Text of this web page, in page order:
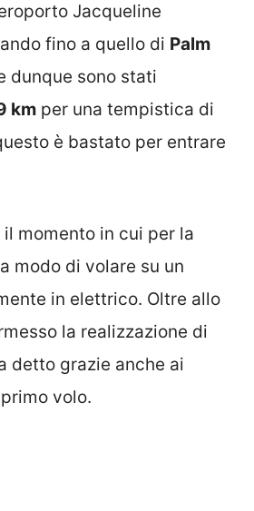
Jacqueline
fino a quello di Palm
dunque sono stati
km per una tempistica di
è bastato per entrare
momento in cui per la
modo di volare su un
in elettrico. Oltre allo
la realizzazione di
detto grazie anche ai
volo.